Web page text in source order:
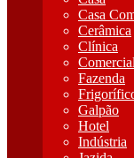
Casa
Cerâmica
Clínica
Comercial
Fazenda
Galpão
Hotel
Indústria